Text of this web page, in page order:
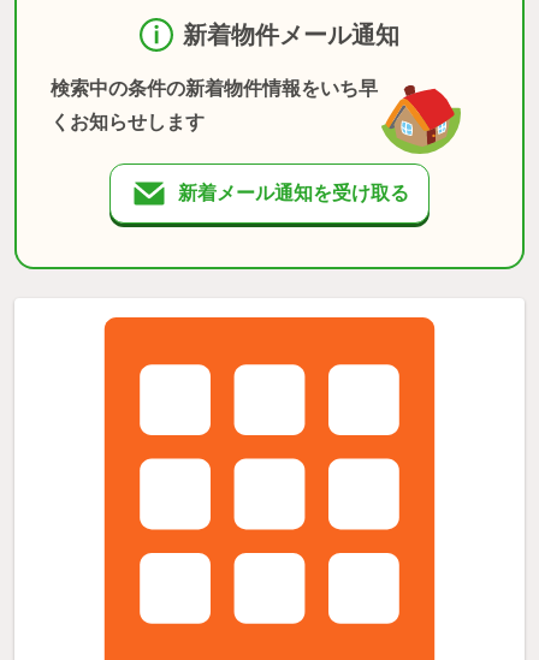
新着物件メール通知
検索中の条件の新着物件情報をいち早
くお知らせします
新着メール通知を受け取る